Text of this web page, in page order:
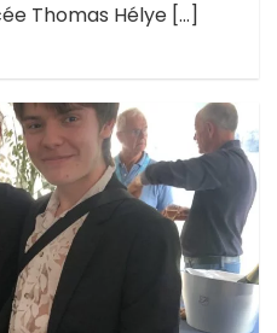
Thomas Hélye […]